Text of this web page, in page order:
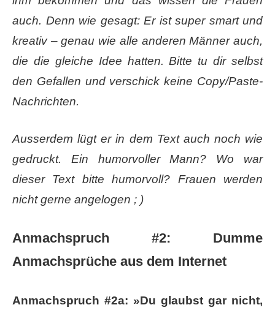
auch. Denn wie gesagt: Er ist super smart und
kreativ – genau wie alle anderen Männer auch,
die die gleiche Idee hatten. Bitte tu dir selbst
den Gefallen und verschick keine Copy/Paste-
Nachrichten.
Ausserdem lügt er in dem Text auch noch wie
gedruckt. Ein humorvoller Mann? Wo war
dieser Text bitte humorvoll? Frauen werden
nicht gerne angelogen ; )
Anmachspruch #2: Dumme
Anmachsprüche aus dem Internet
Anmachspruch #2a: »Du glaubst gar nicht,